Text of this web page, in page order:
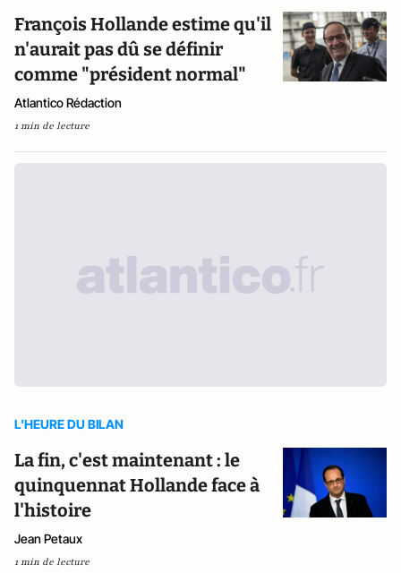
François Hollande estime qu'il
n'aurait pas dû se définir
comme "président normal"
Atlantico Rédaction
1 min de lecture
L'HEURE DU BILAN
La fin, c'est maintenant : le
quinquennat Hollande face à
l'histoire
Jean Petaux
1 min de lecture